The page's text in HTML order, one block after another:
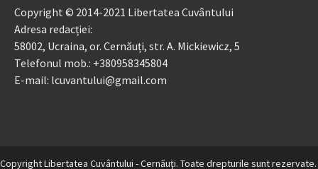
Copyright © 2014-2021 Libertatea Cuvântului
Adresa redacției:
58002, Ucraina, or. Cernăuți, str. A. Mickiewicz, 5
Telefonul mob.: +380958345804
E-mail: lcuvantului@gmail.com
Copyright Libertatea Cuvântului - Cernăuţi. Toate drepturile sunt rezervate.